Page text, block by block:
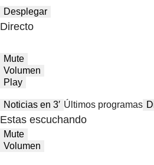
Desplegar
Directo
Mute
Volumen
Play
Noticias en 3′ Últimos programas
Estas escuchando
Mute
Volumen